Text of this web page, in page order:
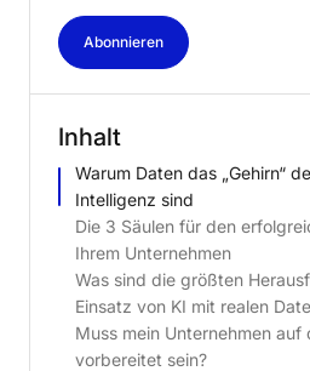
Abonnieren
Inhalt
Warum Daten das „Gehirn“
Intelligenz sind
Die 3 Säulen für den
Ihrem Unternehmen
Was sind die größten
Einsatz von KI mit realen
Muss mein Unternehmen auf
vorbereitet sein?